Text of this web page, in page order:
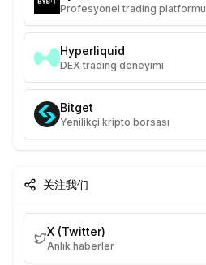
Profesyonel trading platformu
Hyperliquid
DEX trading deneyimi
Bitget
Yenilikçi kripto borsası
关注我们
X (Twitter)
Anlık haberler